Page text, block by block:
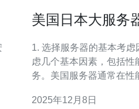
美国日本大服务
1. 选择服务器的基本考虑因素 在选择服务器时，
虑几个基本因素，包括性
务。美国服务器通常在性
步骤： - 性能: 确定你的应用需要什么样的处理能力，CPU
2025年12月8日